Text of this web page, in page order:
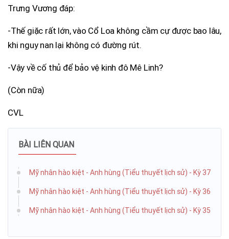
Trưng Vương đáp:
-Thế giặc rất lớn, vào Cổ Loa không cầm cự được bao lâu,
khi nguy nan lại không có đường rút.
-Vậy về cố thủ để bảo vệ kinh đô Mê Linh?
(Còn nữa)
CVL
BÀI LIÊN QUAN
Mỹ nhân hào kiệt - Anh hùng (Tiểu thuyết lịch sử) - Kỳ 37
Mỹ nhân hào kiệt - Anh hùng (Tiểu thuyết lịch sử) - Kỳ 36
Mỹ nhân hào kiệt - Anh hùng (Tiểu thuyết lịch sử) - Kỳ 35